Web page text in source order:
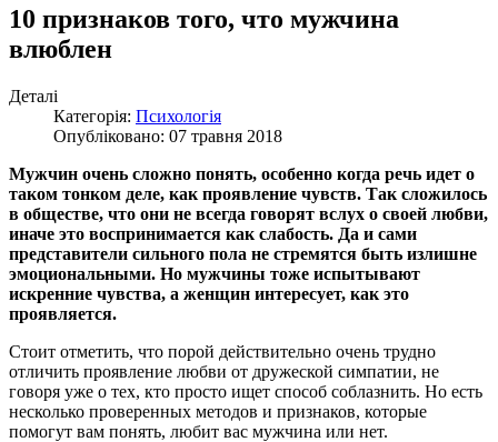
10 признаков того, что мужчина
влюблен
Деталі
Категорія: Психологія
Опубліковано: 07 травня 2018
Мужчин очень сложно понять, особенно когда речь идет о
таком тонком деле, как проявление чувств. Так сложилось
в обществе, что они не всегда говорят вслух о своей любви,
иначе это воспринимается как слабость. Да и сами
представители сильного пола не стремятся быть излишне
эмоциональными. Но мужчины тоже испытывают
искренние чувства, а женщин интересует, как это
проявляется.
Стоит отметить, что порой действительно очень трудно
отличить проявление любви от дружеской симпатии, не
говоря уже о тех, кто просто ищет способ соблазнить. Но есть
несколько проверенных методов и признаков, которые
помогут вам понять, любит вас мужчина или нет.